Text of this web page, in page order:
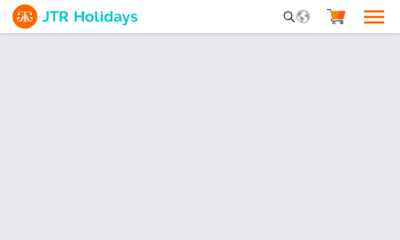
Mobile Search